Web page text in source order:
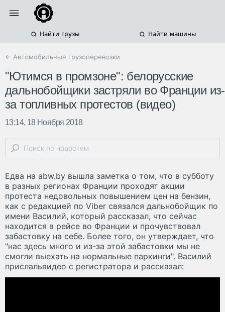
Найти грузы Найти машины
← Автомобильные грузоперевозки
"Ютимся в промзоне": белорусские
дальнобойщики застряли во Франции из-
за топливных протестов (видео)
13:14, 18 Ноября 2018
Едва на abw.by вышла заметка о том, что в субботу
в разных регионах Франции проходят акции
протеста недовольных повышением цен на бензин,
как с редакцией по Viber связался дальнобойщик по
имени Василий, который рассказал, что сейчас
находится в рейсе во Франции и прочувствовал
забастовку на себе. Более того, он утверждает, что
"нас здесь много и из-за этой забастовки мы не
смогли выехать на нормальные паркинги". Василий
прислальвидео с регистратора и рассказал: